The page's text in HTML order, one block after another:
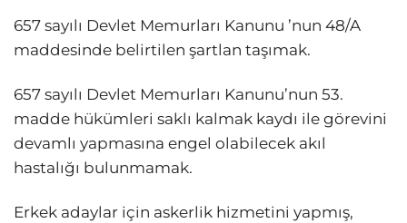
657 sayılı Devlet Memurları Kanunu ’nun 48/A
maddesinde belirtilen şartlan taşımak.
657 sayılı Devlet Memurları Kanunu’nun 53.
madde hükümleri saklı kalmak kaydı ile görevini
devamlı yapmasına engel olabilecek akıl
hastalığı bulunmamak.
Erkek adaylar için askerlik hizmetini yapmış,